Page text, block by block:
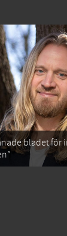
bladet för